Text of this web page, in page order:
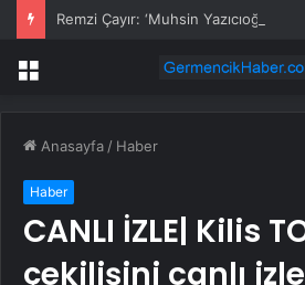
Menü
Anasayfa / Haber
Haber
CANLI İZLE| Kilis
çekilişini canlı